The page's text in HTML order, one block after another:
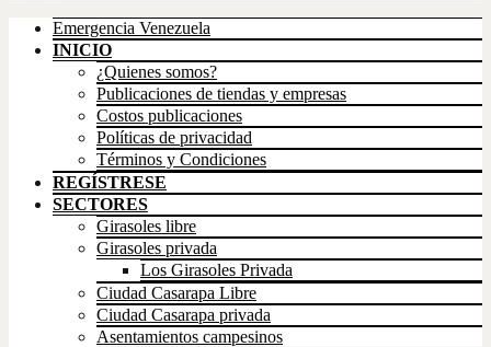
Emergencia Venezuela
INICIO
¿Quienes somos?
Publicaciones de tiendas y empresas
Costos publicaciones
Políticas de privacidad
Términos y Condiciones
REGÍSTRESE
SECTORES
Girasoles libre
Girasoles privada
Los Girasoles Privada
Ciudad Casarapa Libre
Ciudad Casarapa privada
Asentamientos campesinos